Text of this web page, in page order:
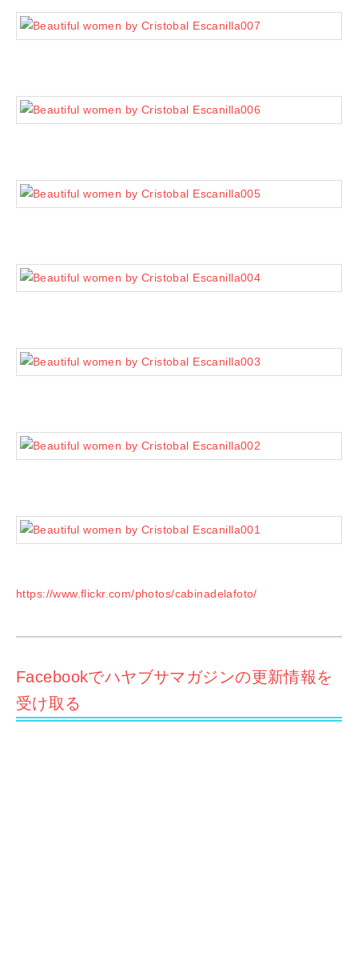
https://www.flickr.com/photos/cabinadelafoto/
Facebookでハヤブサマガジンの更新情報を
受け取る